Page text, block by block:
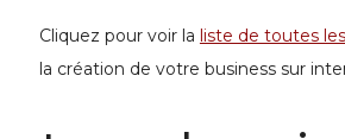
Cliquez pour voir la liste de toutes
la création de votre businesssur